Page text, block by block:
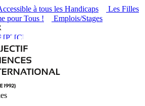
à tous les Handicaps
Les Filles
pour Tous !
Emplois/Stages